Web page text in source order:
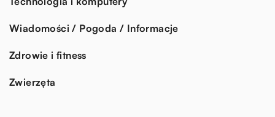
Wiadomości / Pogoda / Informacje
Zdrowie i fitness
Zwierzęta